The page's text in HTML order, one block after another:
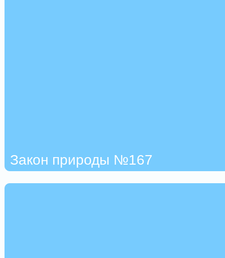
Закон природы №167